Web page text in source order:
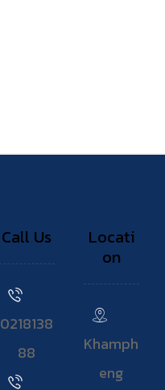
Call Us
0218138
88
Locati
on
Khamph
eng